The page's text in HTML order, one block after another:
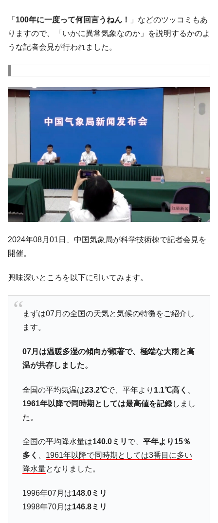
た ⇒ 国家が行った恐るべき株価操作であり、空前の国政壟
『Money1』
韓国･警察職員が「丸刈りになって抗議活
『Money1』
韓国製造業「半導体絶好調」のウラで他業
種は全般的「不調」⇒ PSIが示す現況は決して良くない。
『Money1』
【米韓激突案件】韓国消費者院が『クーパ
『Money1』 韓国で猛暑。南東部では干ばつ
『Money1』
韓国型イージス搭載の次世代駆逐艦
「KDDX」1番艦、2032年竣工と公示
『Money1』
【対日本円】ウォン安が急進！ 日米の協調
に韓国がいっちょがみしたのでは。
『Money1』
韓国政府『BYD』車への補助金を全廃 ⇒ 実
1.9倍！
『Money1』
ドを掲げる「在韓反米勢力」
『Money1』
韓国政府「2035年までに18.4GW規模のAIデ
ータセンター整備」⇒ だから無理だってば。
『Money1』
ほぼ終わった」
『Money1』
韓国『国民年金公団』株価暴落で200兆蒸
発。
ャンペーン」⇒ あの名物教授も登場！
『Money1』
韓国「橋が落ちました」⇒ 耐久性「なさす
ぎ」では。
営業利益80.2％も減少
『Money1』
米国下院「韓国の公務員個人をターゲット
にぶん殴る法案」提出！⇒ クーパン問題は合衆国企業に対
『Money1』
韓国ボンクラ政策室長･金容範、株価暴落に
他人事のような発言。
「 100年に一度って何回言うねん！
」などのツッコミもあ
りますので、「いかに異常気象なのか」を説明するかのよ
うな記者会見が行われました。
2024年08月01日、中国気象局が科学技術棟で記者会見を
開催。
興味深いところを以下に引いてみます。
まずは07月の全国の天気と気候の特徴をご紹介し
ます。
07月は温暖多湿の傾向が顕著で、極端な大雨と高
温が共存しました。
全国の平均気温は23.2℃で、平年より 1.1℃高く
1961年以降で同時期としては最高値を記録しまし
た。
全国の平均降水量は140.0ミリ で、 平年より15％
多く
1961年以降で同時期としては3番目に多い
降水量となりました。
1996年07月は148.0ミリ
1998年70月は146.8ミリ